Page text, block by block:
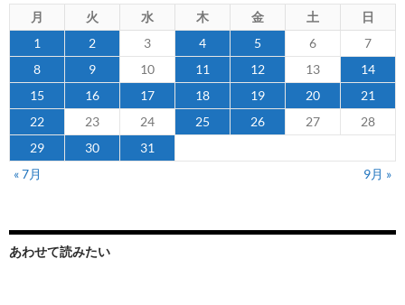
月 火 水 木 金 土
日
1
2 3 4 5 6
7
8
9 10 11 12 13
14
15
16 17 18 19 20
21
22
23 24 25 26 27
28
29
30
31
« 7月
9月 »
あわせて読みたい